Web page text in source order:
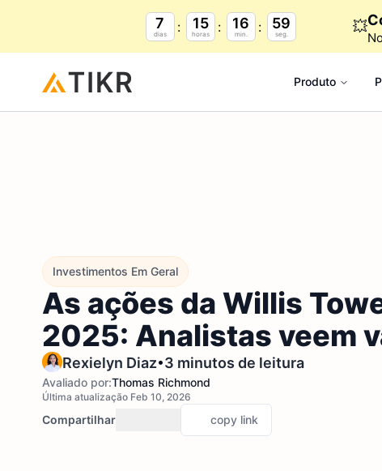
7
dias
15
horas
16
min.
58
seg. 💥
Produto
Investimentos Em Geral
As ações da Willis
2025: Analistas veem
Rexielyn Diaz•3 minutos de leitura
Avaliado por:Thomas Richmond
Última atualização Feb 10, 2026
Compartilhar copy link